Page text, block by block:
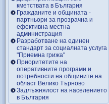
кметствата в България
Гражданите и общината -
партньори за прозрачна и
ефективна местна
администрация
Разработване на единен
стандарт за социалната услуга
"Приемна грижа"
Приоритетите на
оперативните програми и
потребности на общините на
област Велико Търново
Задлъжнялост на населението
в България